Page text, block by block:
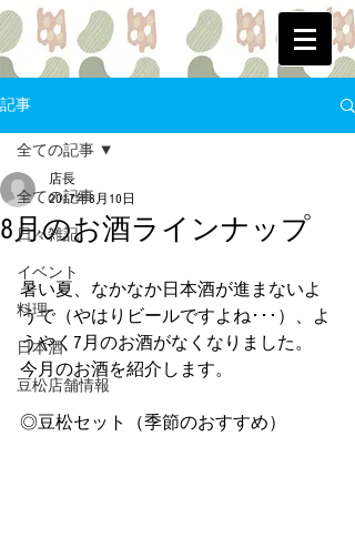
記事
全ての記事
日々雑記
イベント
料理
日本酒
豆松店舗情報
全ての記事
8月のお酒ラインナップ
店長
2017年8月10日
暑い夏、なかなか日本酒が進まないよ
うで（やはりビールですよね･･･）、よ
うやく7月のお酒がなくなりました。
今月のお酒を紹介します。
◎豆松セット（季節のおすすめ）